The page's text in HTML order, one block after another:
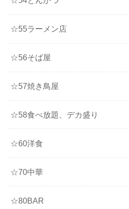
☆55ラーメン店
☆56そば屋
☆57焼き鳥屋
☆58食べ放題、デカ盛り
☆60洋食
☆70中華
☆80BAR